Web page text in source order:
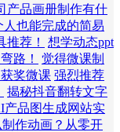
产品画册制作有什
也能完成的简易
荐！
想学动态ppt
路！
觉得微课制
奖微课 强烈推荐
揭秘抖音翻转文字
产品图生成网站实
制作动画？从零开